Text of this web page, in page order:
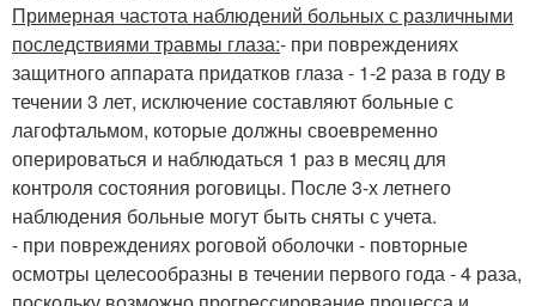
Примерная частота наблюдений больных с различными
последствиями травмы глаза:- при повреждениях
защитного аппарата придатков глаза - 1-2 раза в году в
течении 3 лет, исключение составляют больные с
лагофтальмом, которые должны своевременно
оперироваться и наблюдаться 1 раз в месяц для
контроля состояния роговицы. После 3-х летнего
наблюдения больные могут быть сняты с учета.
- при повреждениях роговой оболочки - повторные
осмотры целесообразны в течении первого года - 4 раза,